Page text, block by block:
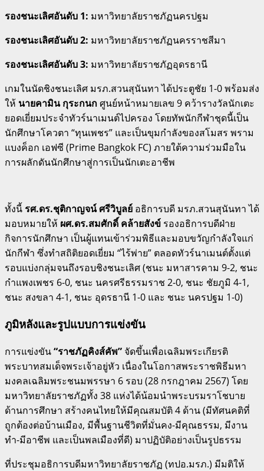
รองชนะเลิศอันดับ 1: มหาวิทยาลัยราชภัฏนครปฐม
รองชนะเลิศอันดับ 2: มหาวิทยาลัยราชภัฏนครราชสีมา
รองชนะเลิศอันดับ 3: มหาวิทยาลัยราชภัฏอุดรธานี
เกมในนัดชิงชนะเลิศ มรภ.สวนสุนันทา ได้ประตูชัย 1-0 พร้อมส่ง
ให้ นายคามิน กุระกนกศูนย์หน้าหมายเลข 9 คว้ารางวัลนักเตะ
ยอดเยี่ยมประจำทัวร์นาเมนต์ไปครอง โดยทัพนักกีฬาชุดนี้เป็น
นักศึกษาโควตา “ทุนเพชร” และเป็นขุมกำลังของสโมสร พราม
แบงค็อก เอฟซี (Prime Bangkok FC) ภายใต้ความร่วมมือใน
การผลักดันนักศึกษาสู่การเป็นนักเตะอาชีพ
ทั้งนี้ รศ.ดร.ชุติกาญจน์ ศรีวิบูลย์ อธิการบดี มรภ.สวนสุนันทา ได้
มอบหมายให้ ผศ.ดร.สมศักดิ์ คล้ายสังข์ รองอธิการบดีฝ่าย
กิจการนักศึกษา เป็นผู้แทนเข้าร่วมพิธีและมอบขวัญกำลังใจแก่
นักกีฬา ซึ่งทำสถิติยอดเยี่ยม “ไร้พ่าย” ตลอดทัวร์นาเมนต์ตั้งแต่
รอบแบ่งกลุ่มจนถึงรอบชิงชนะเลิศ (ชนะ มหาสารคาม 9-2, ชนะ
กำแพงเพชร 6-0, ชนะ นครศรีธรรมราช 2-0, ชนะ ชัยภูมิ 4-1,
ชนะ สงขลา 4-1, ชนะ อุดรธานี 1-0 และ ชนะ นครปฐม 1-0)
ภูมิหลังและรูปแบบการแข่งขัน
การแข่งขัน“ราชภัฏคิงส์คัพ” จัดขึ้นเพื่อเฉลิมพระเกียรติ
พระบาทสมเด็จพระเจ้าอยู่หัว เนื่องในโอกาสพระราชพิธีมหา
มงคลเฉลิมพระชนมพรรษา 6 รอบ (28 กรกฎาคม 2567) โดย
มหาวิทยาลัยราชภัฏทั้ง 38 แห่งได้น้อมนำพระบรมราโชบาย
ด้านการศึกษา สร้างคนไทยให้มีคุณสมบัติ 4 ด้าน (มีทัศนคติที่
ถูกต้องต่อบ้านเมือง, มีพื้นฐานชีวิตที่มั่นคง-มีคุณธรรม, มีงาน
ทำ-มีอาชีพ และเป็นพลเมืองที่ดี) มาปฏิบัติอย่างเป็นรูปธรรม
ที่ประชุมอธิการบดีมหาวิทยาลัยราชภัฏ (ทปอ.มรภ.) มีมติให้